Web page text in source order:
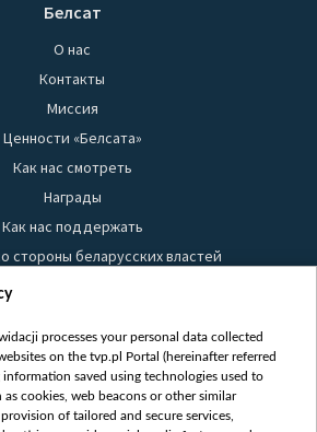
Белсат
О нас
Контакты
Миссия
Ценности «Белсата»
Как нас смотреть
Награды
Как нас поддержать
стороны беларусских властей
использования материалов
Безопасность
Youtube
Белсат news
processes your personal data collected
on the tvp.pl Portal (hereinafter referred
saved using technologies used to
cookies, web beacons or other similar
of tailored and secure services,